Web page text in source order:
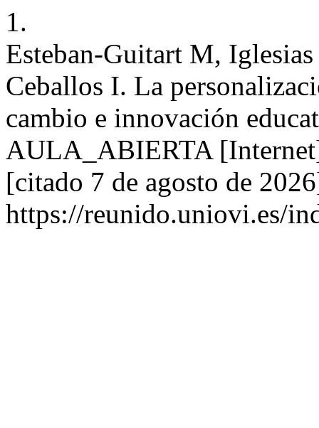
1.
Esteban-Guitart M,
Ceballos I. La
cambio e innovación
AULA_ABIERTA
[citado 7 de agosto de
https://reunido.uniovi.es/